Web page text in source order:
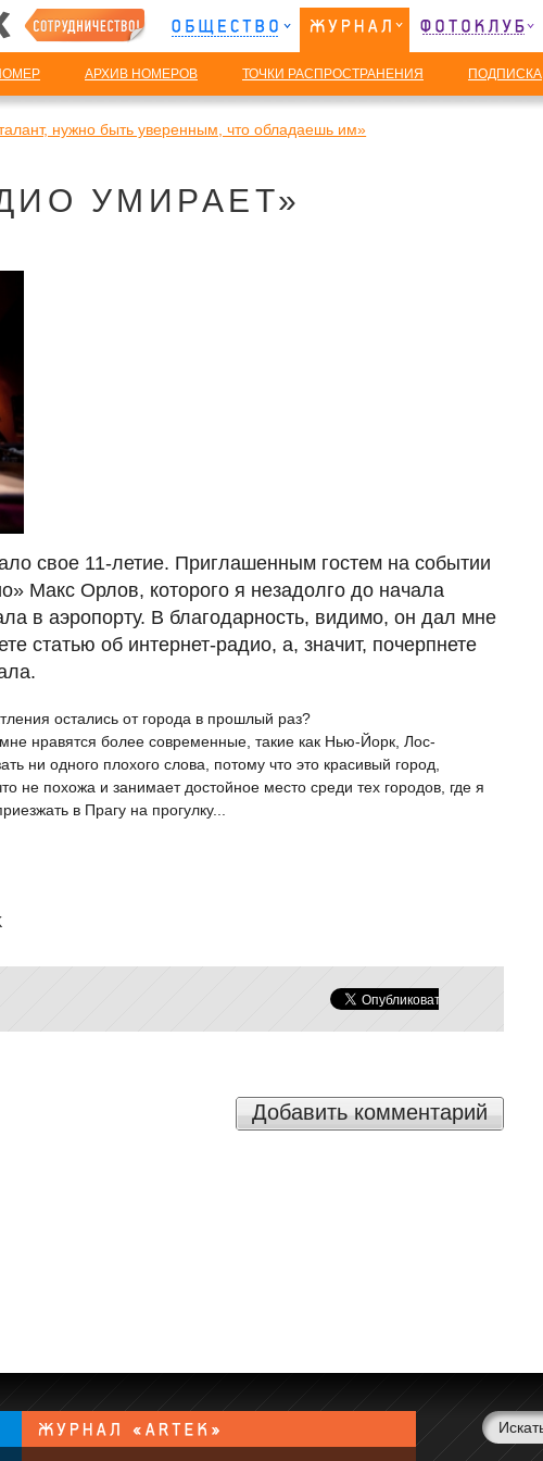
АРХИВ НОМЕРОВ ТОЧКИ РАСПРОСТРАНЕНИЯ ПОДПИСКА
нужно быть уверенным, что обладаешь им»
УМИРАЕТ»
свое 11-летие. Приглашенным гостем на событии
Макс Орлов, которого я незадолго до начала
в аэропорту. В благодарность, видимо, он дал мне
статью об интернет-радио, а, значит, почерпнете
остались от города в прошлый раз?
нравятся более современные, такие как Нью-Йорк, Лос-
ни одного плохого слова, потому что это красивый город,
не похожа и занимает достойное место среди тех городов, где я
в Прагу на прогулку...
Добавить комментарий